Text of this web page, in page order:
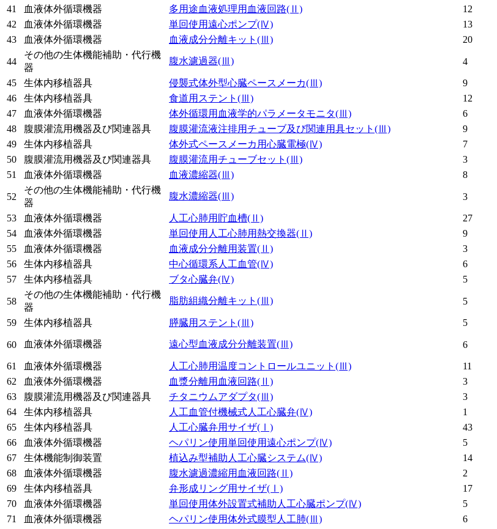
41
血液体外循環機器 多用途血液処理用血液回路(Ⅱ) 12
42
血液体外循環機器 単回使用遠心ポンプ(Ⅳ) 13
43
血液体外循環機器 血液成分分離キット (Ⅲ) 20
44
その他の生体機能補助・代行機
器
腹水濾過器(Ⅲ) 4
45 生体内移植器具 侵襲式体外型心臓ペースメーカ(Ⅲ) 9
46
生体内移植器具 食道用ステント (Ⅲ) 12
47
血液体外循環機器 体外循環用血液学的パラメータモニタ(Ⅲ) 6
48
腹膜灌流用機器及び関連器具 腹膜灌流液注排用チューブ及び関連用具セット (Ⅲ) 9
49
生体内移植器具 体外式ペースメーカ用心臓電極(Ⅳ) 7
50
腹膜灌流用機器及び関連器具 腹膜灌流用チューブセット (Ⅲ) 3
51
血液体外循環機器 血液濃縮器(Ⅲ) 8
52
その他の生体機能補助・代行機
器
腹水濃縮器(Ⅲ) 3
53 血液体外循環機器 人工心肺用貯血槽(Ⅱ) 27
54
血液体外循環機器 単回使用人工心肺用熱交換器(Ⅱ) 9
55
血液体外循環機器 血液成分分離用装置(Ⅱ) 3
56
生体内移植器具 中心循環系人工血管(Ⅳ) 6
57
生体内移植器具 ブタ心臓弁(Ⅳ) 5
58
その他の生体機能補助・代行機
器
脂肪組織分離キット (Ⅲ) 5
59 生体内移植器具 膵臓用ステント (Ⅲ) 5
60 血液体外循環機器 遠心型血液成分分離装置(Ⅲ) 6
61 血液体外循環機器 人工心肺用温度コントロールユニット (Ⅲ) 11
62
血液体外循環機器 血漿分離用血液回路(Ⅱ) 3
63
腹膜灌流用機器及び関連器具 チタニウムアダプタ(Ⅲ) 3
64
生体内移植器具 人工血管付機械式人工心臓弁(Ⅳ) 1
65
生体内移植器具 人工心臓弁用サイザ(Ⅰ) 43
66
血液体外循環機器 ヘパリン使用単回使用遠心ポンプ(Ⅳ) 5
67
生体機能制御装置 植込み型補助人工心臓システム(Ⅳ) 14
68
血液体外循環機器 腹水濾過濃縮用血液回路(Ⅱ) 2
69
生体内移植器具 弁形成リング用サイザ(Ⅰ) 17
70
血液体外循環機器 単回使用体外設置式補助人工心臓ポンプ(Ⅳ) 5
71
血液体外循環機器 ヘパリン使用体外式膜型人工肺(Ⅲ) 6